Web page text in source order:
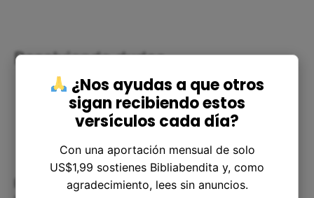
Resolviendo dudas
Es posible que nos preguntemos qué significa el
¿Nos ayudas a que otros
sigan recibiendo estos
versículos cada día?
Con una aportación mensual de solo
US$1,99 sostienes Bibliabendita y, como
agradecimiento, lees sin anuncios.